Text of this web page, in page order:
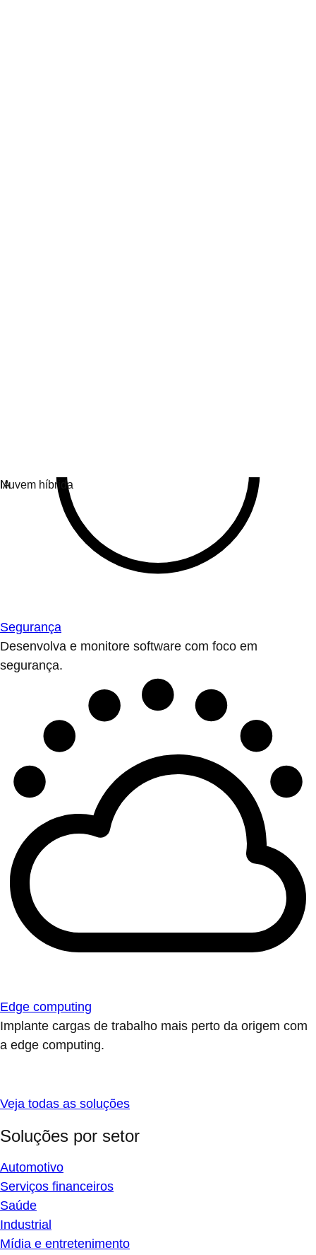
Segurança
Desenvolva e monitore software com foco em
segurança.
Edge computing
Implante cargas de trabalho mais perto da origem com
a edge computing.
Veja todas as soluções
Soluções por setor
Automotivo
Serviços financeiros
Saúde
Industrial
Mídia e entretenimento